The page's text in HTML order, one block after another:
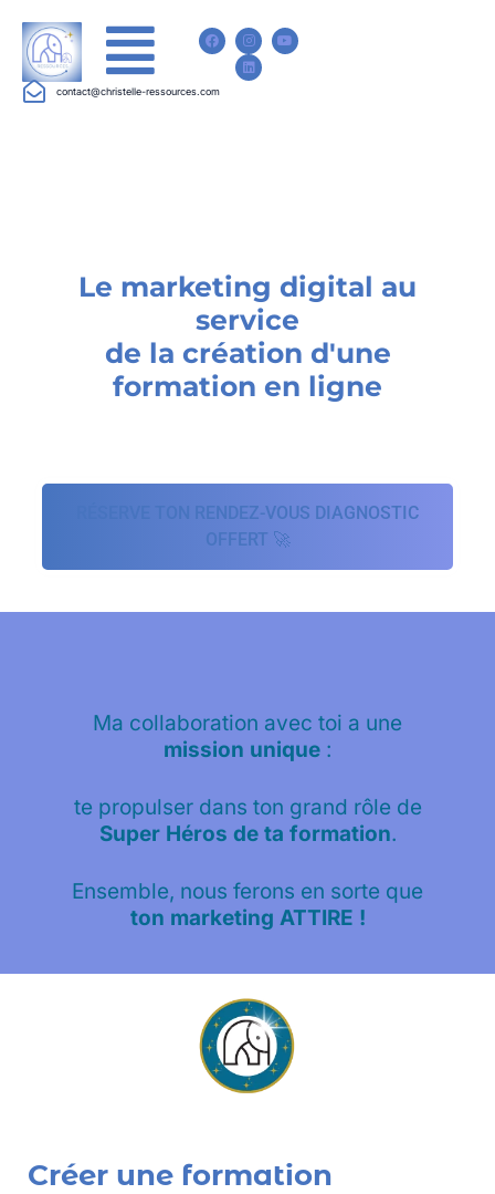
contact@christelle-ressources.com
Le marketing digital au
service
de la création d'une
formation en ligne
RÉSERVE TON RENDEZ-VOUS DIAGNOSTIC
OFFERT 🚀
Ma collaboration avec toi a une
mission unique :
te propulser dans ton grand rôle de
Super Héros de ta formation.
Ensemble, nous ferons en sorte que
ton marketing ATTIRE !
Créer une formation